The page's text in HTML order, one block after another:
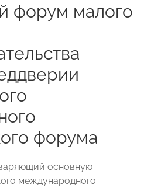
форум малого
форума
основную
международного